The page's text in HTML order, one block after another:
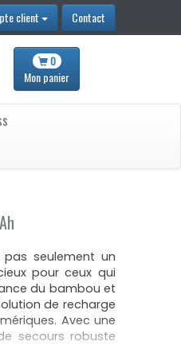
client Contact
0
Monpanier
seulement un
pour ceux qui
du bambou et
de recharge
Avec une
secours robuste